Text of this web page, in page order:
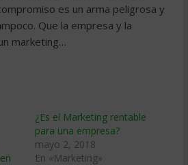
es un arma peligrosa y
Que la empresa y la
marketing…
¿Es el Marketing rentable
para una empresa?
mayo 2, 2018
En «Marketing»